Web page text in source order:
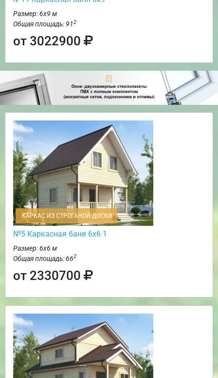
Размер: 6х9 м
Общая площадь: 912
от 3022900
КАРКАС ИЗ СТРОГАНОЙ ДОСКИ
№5 Каркасная баня 6х6 1
Размер: 6х6 м
Общая площадь: 662
от 2330700